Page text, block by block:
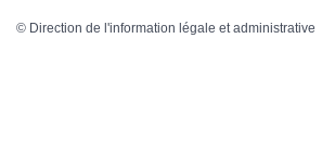
© Direction de l'information légale et administrative